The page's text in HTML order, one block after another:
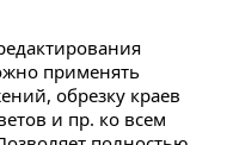
применять
обрезку краев
и пр. ко всем